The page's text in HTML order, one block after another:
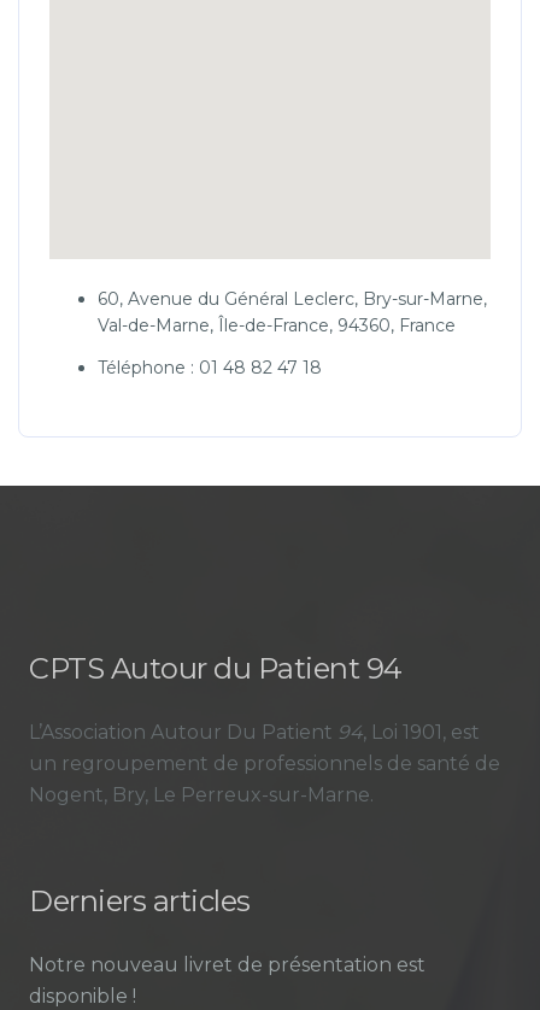
60, Avenue du Général Leclerc, Bry-sur-Marne,
Val-de-Marne, Île-de-France, 94360, France
Téléphone : 01 48 82 47 18
CPTS Autour du Patient 94
L’Association Autour Du Patient 94, Loi 1901, est
un regroupement de professionnels de santé de
Nogent, Bry, Le Perreux-sur-Marne.
Derniers articles
Notre nouveau livret de présentation est
disponible !